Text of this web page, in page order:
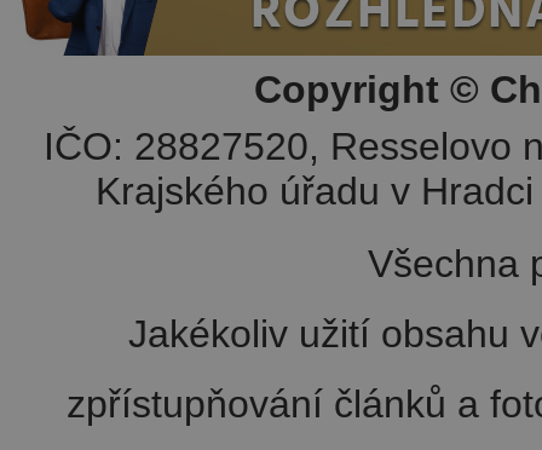
Copyright ©
IČO: 28827520, Resselovo
Krajského úřadu v
Všechna
Jakékoliv užití obsahu
zpřístupňování článků a